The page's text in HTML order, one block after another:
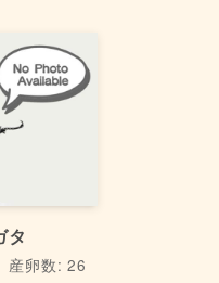
タ
産卵数: 26